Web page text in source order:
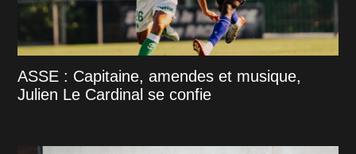
ASSE : Capitaine, amendes et musique,
Julien Le Cardinal se confie